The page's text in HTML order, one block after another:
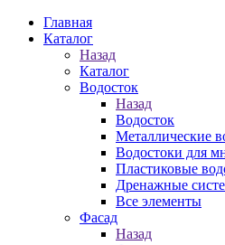
Главная
Каталог
Назад
Каталог
Водосток
Назад
Водосток
Металлические
Водостоки для
Пластиковые
Дренажные
Все элементы
Фасад
Назад